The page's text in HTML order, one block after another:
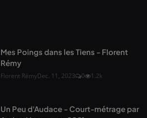
Mes Poings dans les Tiens - Florent
Rémy
Florent RémyDec. 11, 2023 0 1.2k
Un Peu d'Audace - Court-métrage par